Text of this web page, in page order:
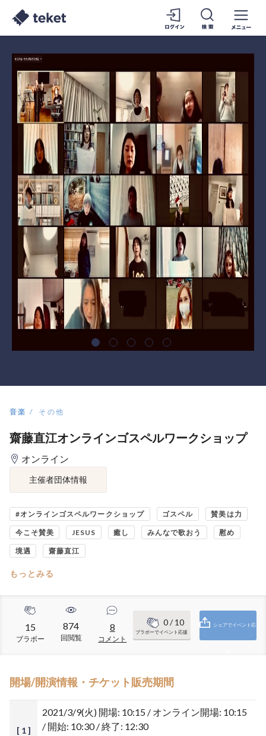
音楽 その他
齋藤直江オンラインゴスペルワークショップ
オンライン
主催者団体情報
#オンラインゴスペルワークショップ ゴスペル 賛美は力
今こそ賛美 JESUS 癒し みんなで歌おう 慰め
境遇 齋藤直江
もっとみる
15
ブラボー
874
回閲覧
8
コメント
0/ 10
ブラボーでイベント応援
シェアでイベント応
開場/開演情報・チケット販売期間
[ 1 ]
2021/3/9(火) 開場: 10:15 / オンライン開場: 10:15
/ 開始: 10:30 / 終了: 12:30